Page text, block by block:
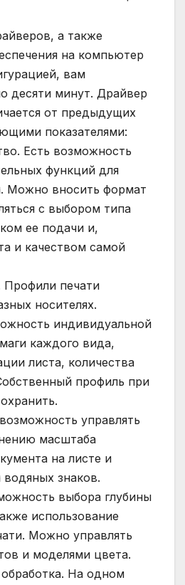
а также
на компьютер
вам
десяти минут. Драйвер
от предыдущих
показателями:
Есть возможность
функций для
Можно вносить формат
с выбором типа
ее подачи и,
и качеством самой
Профили печати
носителях.
индивидуальной
каждого вида,
листа, количества
профиль при
управлять
масштаба
на листе и
знаков.
выбора глубины
использование
Можно управлять
и моделями цвета.
На одном